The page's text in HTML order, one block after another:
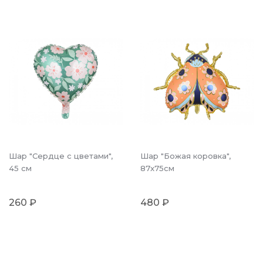
Шар "Сердце с цветами",
45 см
260 ₽
Шар "Божая коровка",
87x75см
480 ₽